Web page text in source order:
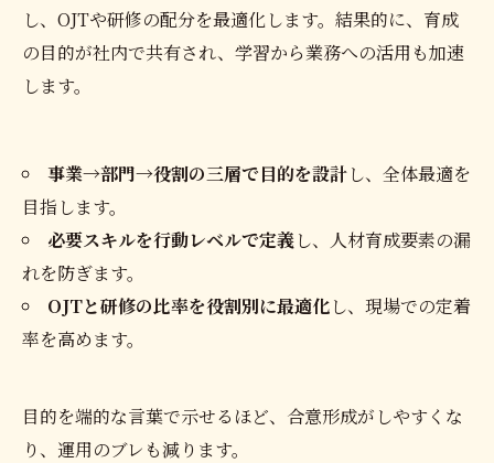
し、OJTや研修の配分を最適化します。結果的に、育成
の目的が社内で共有され、学習から業務への活用も加速
します。
事業→部門→役割の三層で目的を設計し、全体最適を
目指します。
必要スキルを行動レベルで定義し、人材育成要素の漏
れを防ぎます。
OJTと研修の比率を役割別に最適化し、現場での定着
率を高めます。
目的を端的な言葉で示せるほど、合意形成がしやすくな
り、運用のブレも減ります。